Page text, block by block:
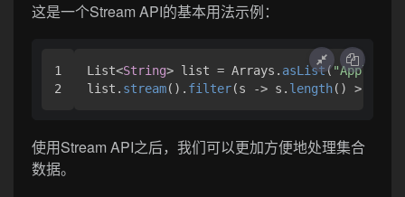
这是一个Stream API的基本用法示例：
1
List<String> list = Arrays. asList("Apple"
list. stream(). filter(s -> s. length() >
使用Stream API之后，我们可以更加方便地处理集合
数据。